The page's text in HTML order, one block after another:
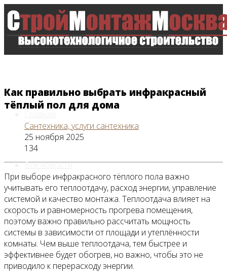
Все новости
Видео
Как правильно выбрать инфракрасный
тёплый пол для дома
Сантехника, услуги сантехника
25 ноября 2025
134
При выборе инфракрасного тёплого пола важно
учитывать его теплоотдачу, расход энергии, управление
системой и качество монтажа. Теплоотдача влияет на
скорость и равномерность прогрева помещения,
поэтому важно правильно рассчитать мощность
системы в зависимости от площади и утеплённости
комнаты. Чем выше теплоотдача, тем быстрее и
эффективнее будет обогрев, но важно, чтобы это не
приводило к перерасходу энергии.